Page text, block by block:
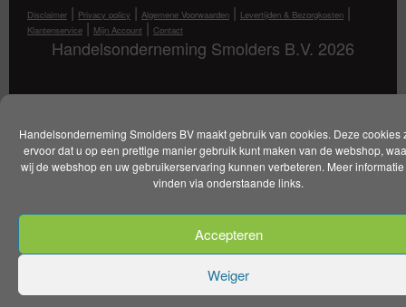
Handelsonderneming Smolders BV maakt gebruik van cookies. Deze cookies
ervoor dat u op een prettige manier gebruik kunt maken van de webshop,
wij de webshop en uw gebruikerservaring kunnen verbeteren. Meer
vinden via onderstaande links.
Accepteren
Weiger
Disclaimer | Privacy policy | Algemene Voorwaarden | Levertijden & Bezorgkosten |
Klantenservice | Mijn Account | Contact
Handelsonderneming Smolders B.V. 2026